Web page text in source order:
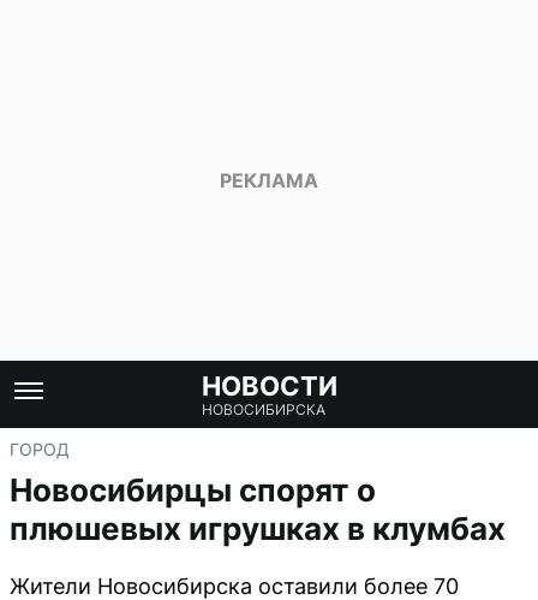
НОВОСТИ
НОВОСИБИРСКА
ГОРОД
Новосибирцы спорят о
плюшевых игрушках в клумбах
Жители Новосибирска оставили более 70